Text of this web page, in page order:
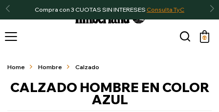
Compra con 3 CUOTAS SIN INTERESES Consulta TyC

Home Hombre Calzado
CALZADO HOMBRE EN COLOR
AZUL